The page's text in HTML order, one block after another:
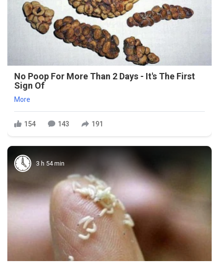
No Poop For More Than 2 Days - It's The First
Sign Of
More
154 143 191
3 h 54 min